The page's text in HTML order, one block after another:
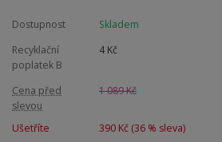
Dostupnost
Skladem
Recyklační
poplatek B
4 Kč
Cena před
slevou
1 089 Kč
Ušetříte 390 Kč (36% sleva)